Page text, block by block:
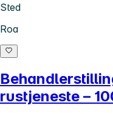
Sted
Roa
rustjeneste –